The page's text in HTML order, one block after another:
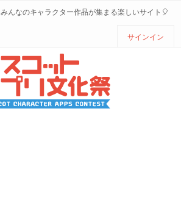
みんなのキャラクター作品が集まる楽しいサイト🎈
サインイン